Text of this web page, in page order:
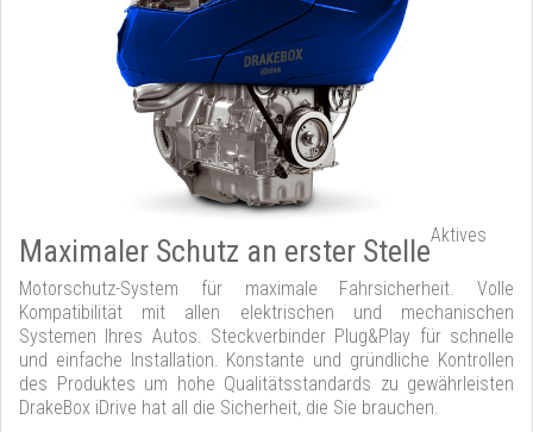
Maximaler Schutz an erster StelleAktives
Motorschutz-System für maximale Fahrsicherheit. Volle
Kompatibilität mit allen elektrischen und mechanischen
Systemen Ihres Autos. Steckverbinder Plug&Play für schnelle
und einfache Installation. Konstante und gründliche Kontrollen
des Produktes um hohe Qualitätsstandards zu gewährleisten
DrakeBox iDrive hat all die Sicherheit, die Sie brauchen.